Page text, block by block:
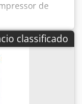
de
de
Dcsdpezp
kW; pressão
5181
preço
encontra-
classificado